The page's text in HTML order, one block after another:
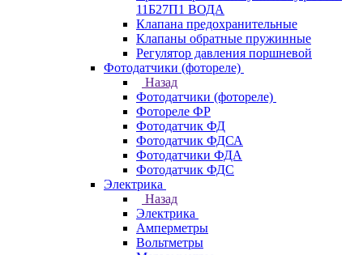
11Б27П1 ВОДА
Клапана предохранительные
Клапаны обратные пружинные
Регулятор давления поршневой
Фотодатчики (фотореле)
Назад
Фотодатчики (фотореле)
Фотореле ФР
Фотодатчик ФД
Фотодатчик ФДСА
Фотодатчики ФДА
Фотодатчик ФДС
Электрика
Назад
Электрика
Амперметры
Вольтметры